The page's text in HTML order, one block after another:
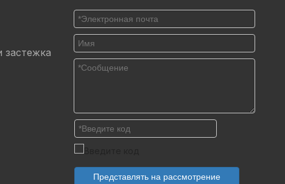
застежка
Представлять на рассмотрение